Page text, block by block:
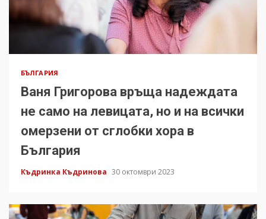
БЪЛГАРИЯ
Ваня Григорова връща надеждата
не само на левицата, но и на всички
омерзени от сглобки хора в
България
Къдринка Къдринова 30 октомври 2023